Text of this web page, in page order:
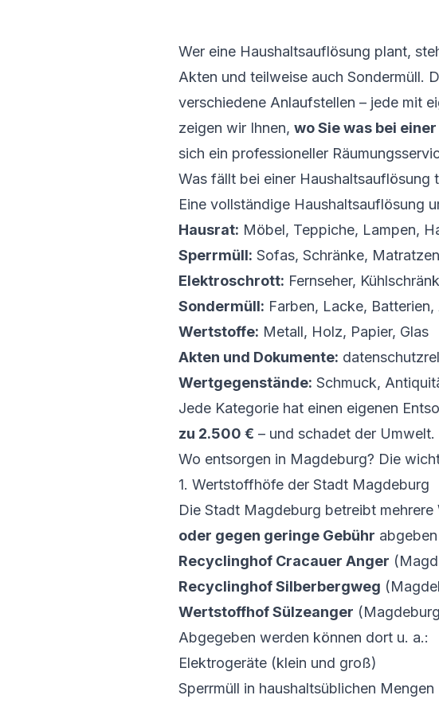
Wer eine Haushaltsauflösung plant,
Akten und teilweise auch Sondermüll.
verschiedene Anlaufstellen – jede mit
zeigen wir Ihnen, wo Sie was bei
sich ein professioneller
Was fällt bei einer Haushaltsauflösung
Eine vollständige Haushaltsauflösung
Hausrat: Möbel, Teppiche, Lampen,
Sperrmüll: Sofas, Schränke, Matratzen
Elektroschrott: Fernseher,
Sondermüll: Farben, Lacke,
Wertstoffe: Metall, Holz, Papier, Glas
Akten und Dokumente:
Wertgegenstände: Schmuck,
Jede Kategorie hat einen eigenen
zu 2.500 € – und schadet der Umwelt.
Wo entsorgen in Magdeburg? Die
1. Wertstoffhöfe der Stadt Magdeburg
Die Stadt Magdeburg betreibt
oder gegen geringe Gebühr
Recyclinghof Cracauer Anger
Recyclinghof Silberbergweg
Wertstoffhof Sülzeanger
Abgegeben werden können dort u. a.:
Elektrogeräte (klein und groß)
Sperrmüll in haushaltsüblichen Mengen